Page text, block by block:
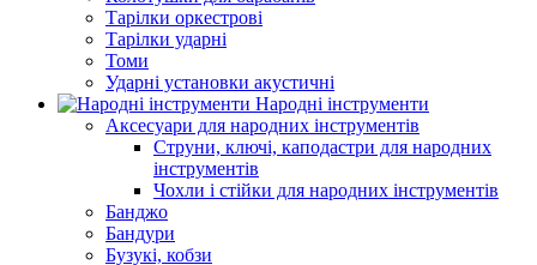
Тарілки оркестрові
Тарілки ударні
Томи
Ударні установки акустичні
Народні інструменти
Аксесуари для народних інструментів
Струни, ключі, каподастри для народних
інструментів
Чохли і стійки для народних інструментів
Банджо
Бандури
Бузукі, кобзи